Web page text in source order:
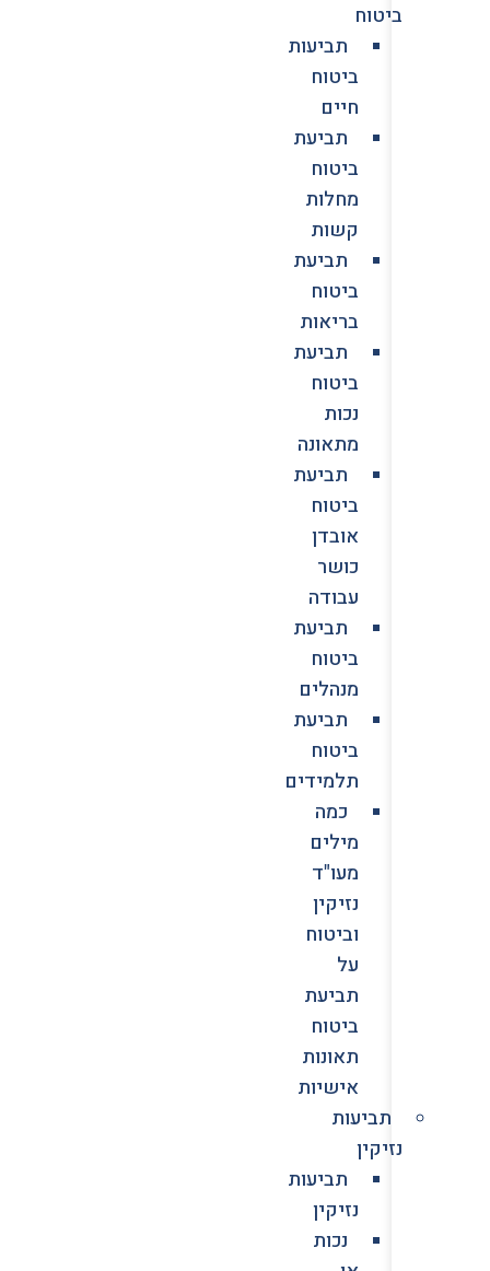
ביטוח
תביעות
ביטוח
חיים
תביעת
ביטוח
מחלות
קשות
תביעת
ביטוח
בריאות
תביעת
ביטוח
נכות
מתאונה
תביעת
ביטוח
אובדן
כושר
עבודה
תביעת
ביטוח
מנהלים
תביעת
ביטוח
תלמידים
כמה
מילים
מעו"ד
נזיקין
וביטוח
על
תביעת
ביטוח
תאונות
אישיות
תביעות
נזיקין
תביעות
נזיקין
נכות